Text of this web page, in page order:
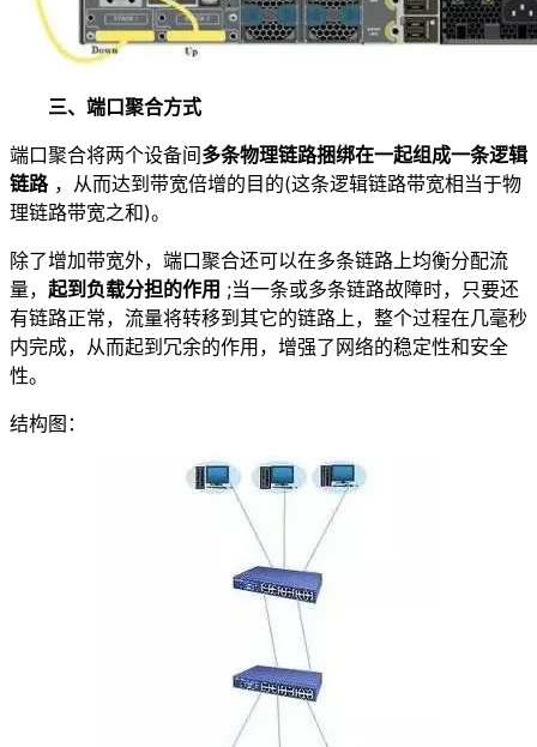
三、端口聚合方式
端口聚合将两个设备间多条物理链路捆绑在一起组成一条逻辑
链路，从而达到带宽倍增的目的(这条逻辑链路带宽相当于物
理链路带宽之和)。
除了增加带宽外，端口聚合还可以在多条链路上均衡分配流
量， 起到负载分担的作用 ;当一条或多条链路故障时，只要还
有链路正常，流量将转移到其它的链路上，整个过程在几毫秒
内完成，从而起到冗余的作用，增强了网络的稳定性和安全
性。
结构图：